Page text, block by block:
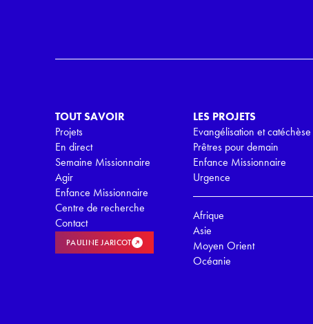
P
TOUT SAVOIR
Projets
En direct
Semaine Missionnaire
Agir
Enfance Missionnaire
Centre de recherche
Contact
PAULINE JARICOT
LES PROJETS
Evangélisation et catéchèse
Prêtres pour demain
Enfance Missionnaire
Urgence
Afrique
Asie
Moyen Orient
Océanie